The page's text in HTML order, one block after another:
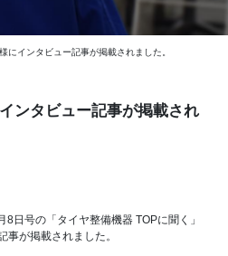
にインタビュー記事が掲載されました。
ンタビュー記事が掲載され
日号の「タイヤ整備機器 TOPに聞く」
事が掲載されました。